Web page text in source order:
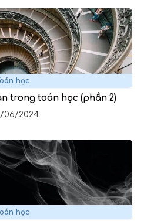
học
trong toán học (phần 2)
06/2024
học